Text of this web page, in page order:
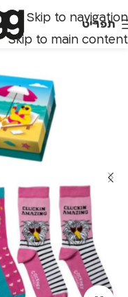
Skip to navigation
Skip to main content
תפריט